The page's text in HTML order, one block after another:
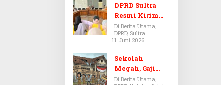
Pendidikan
DPRD Sultra
Resmi Kirim
Aspirasi Tolak
Peraturan
BPOM No. 5
Tahun 2026 ke
Komisi IX DPR
Di Berita Utama,
DPRD, Sultra
11 Juni 2026
Sekolah
Megah, Gaji
Guru Berdarah-
Di Berita Utama,